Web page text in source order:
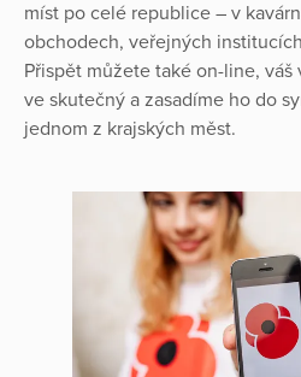
míst po celé republice – v
obchodech, veřejných
Přispět můžete také on-line,
ve skutečný a zasadíme ho do
jednom z krajských měst.